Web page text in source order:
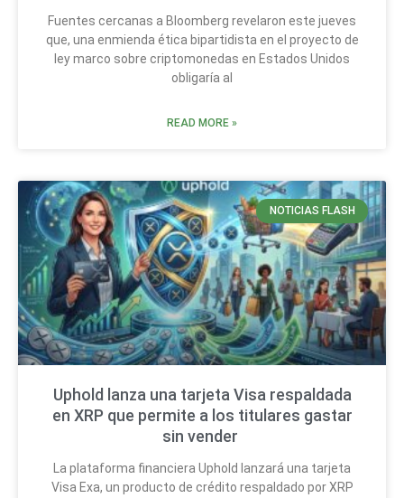
Fuentes cercanas a Bloomberg revelaron este jueves
que, una enmienda ética bipartidista en el proyecto de
ley marco sobre criptomonedas en Estados Unidos
obligaría al
READ MORE »
NOTICIAS FLASH
Uphold lanza una tarjeta Visa respaldada
en XRP que permite a los titulares gastar
sin vender
La plataforma financiera Uphold lanzará una tarjeta
Visa Exa, un producto de crédito respaldado por XRP